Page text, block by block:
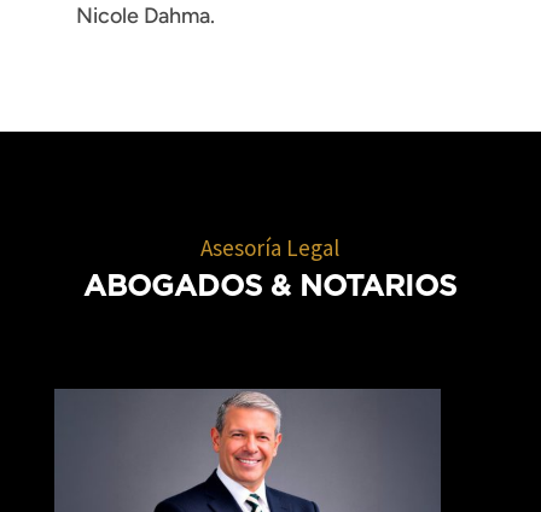
Nicole Dahma.
Asesoría Legal
ABOGADOS & NOTARIOS